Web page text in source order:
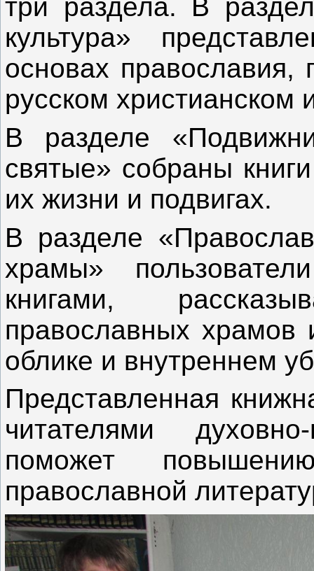
три раздела. В
культура»
основах православия,
русском христианском
В разделе
святые» собраны
их жизни и подвигах.
В разделе
храмы»
книгами,
православных храмов
облике и внутреннем
Представленная
читателями
поможет
православной